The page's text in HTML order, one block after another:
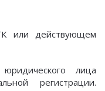
или действующем
лица
регистрации.